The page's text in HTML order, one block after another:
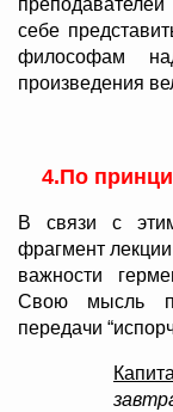
себе
философам
произведения
4.По
В связи с
фрагмент
важности
Свою мысль
передачи